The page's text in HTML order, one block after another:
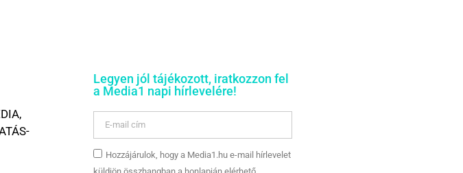
,
Legyen jól tájékozott, iratkozzon fel
a Media1 napi hírlevelére!
Hozzájárulok, hogy a Media1.hu e-mail hírlevelet